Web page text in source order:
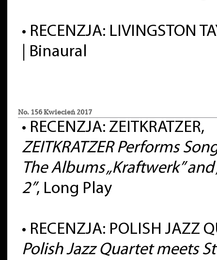
• RECENZJA: LIVINGSTON
| Binaural
No. 156 Kwiecień 2017
• RECENZJA: ZEITKRATZER,
ZEITKRATZER Performs
The Albums „Kraftwerk”
2”, Long Play
• RECENZJA: POLISH JAZZ
Polish Jazz Quartet meets